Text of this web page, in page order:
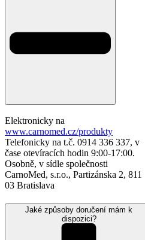
Elektronicky na
www.carnomed.cz/produkty
Telefonicky na t.č. 0914 336 337, v
čase otevíracích hodin 9:00-17:00.
Osobně, v sídle společnosti
CarnoMed, s.r.o., Partizánska 2, 811
03 Bratislava
Jaké způsoby doručení mám k
dispozici?